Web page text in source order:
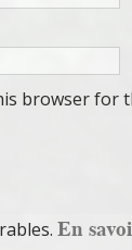
browser for
En